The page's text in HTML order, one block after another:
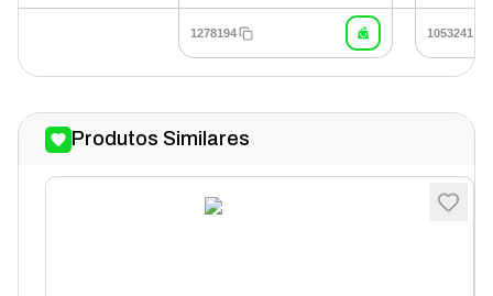
1278194 1053241
Produtos Similares